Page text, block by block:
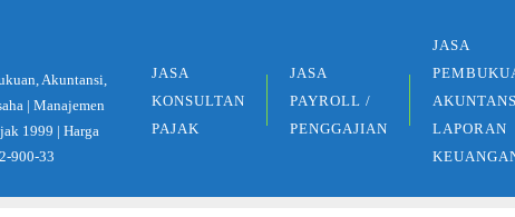
Akuntansi,
| Manajemen
1999 | Harga
900-33
JASA
KONSULTAN
PAJAK
JASA
PAYROLL /
PENGGAJIAN
JASA
LAPORAN